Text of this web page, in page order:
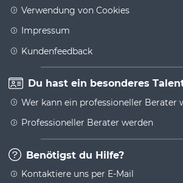
Verwendung von Cookies
Impressum
Kundenfeedback
Du hast ein besonderes
Wer kann ein professioneller Berater
Professioneller Berater werden
Benötigst du Hilfe?
Kontaktiere uns per E-Mail